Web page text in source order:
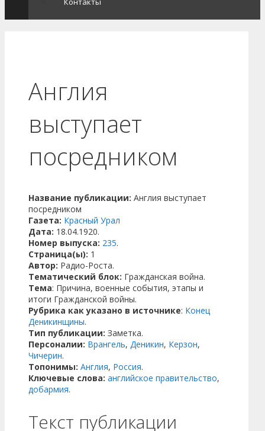
Англия
выступает
посредником
Название публикации: Англия выступает
посредником
Газета: Красный Урал
Дата: 18.04.1920.
Номер выпуска: 235.
Страница(ы): 1
Автор: Радио-Роста.
Тематический блок: Гражданская война.
Тема: Причина, военные события, этапы и
итоги Гражданской войны.
Рубрика как указано в источнике: Конец
Деникинщины.
Тип публикации: Заметка.
Персоналии: Врангель, Деникин, Керзон,
Чичерин.
Топонимы: Англия, Россия.
Ключевые слова: английское правительство,
добармия.
Текст публикации